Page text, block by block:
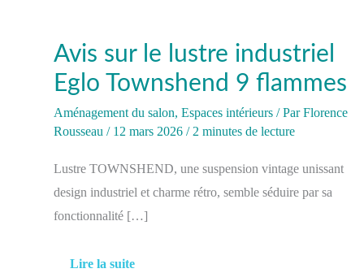
Avis sur le lustre industriel
Eglo Townshend 9 flammes
Aménagement du salon, Espaces intérieurs / ParFlorence
Rousseau / 12 mars 2026 / 2 minutes de lecture
Lustre TOWNSHEND, une suspension vintage unissant
design industriel et charme rétro, semble séduire par sa
fonctionnalité […]
Lire la suite